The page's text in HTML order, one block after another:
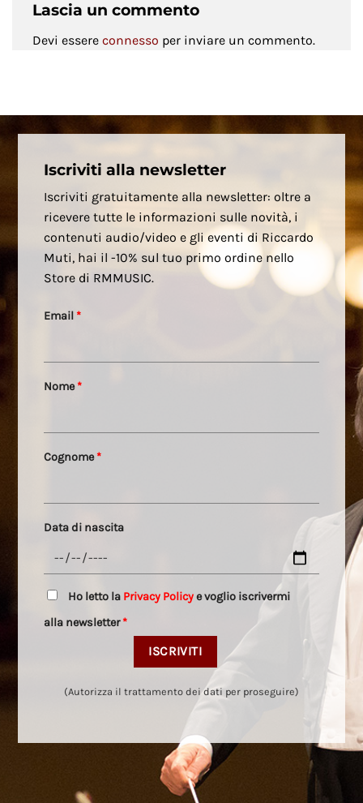
Lascia un commento
Devi essere connesso per inviare un commento.
Iscriviti alla newsletter
Iscriviti gratuitamente alla newsletter: oltre a
ricevere tutte le informazioni sulle novità, i
contenuti audio/video e gli eventi di Riccardo
Muti, hai il -10% sul tuo primo ordine nello
Store di RMMUSIC.
Email*
Nome*
Cognome*
Data di nascita
Ho letto la Privacy Policye voglio iscrivermi
alla newsletter*
(Autorizza il trattamento dei dati per proseguire)